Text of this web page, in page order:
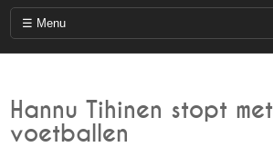
Hannu Tihinen stopt met
voetballen